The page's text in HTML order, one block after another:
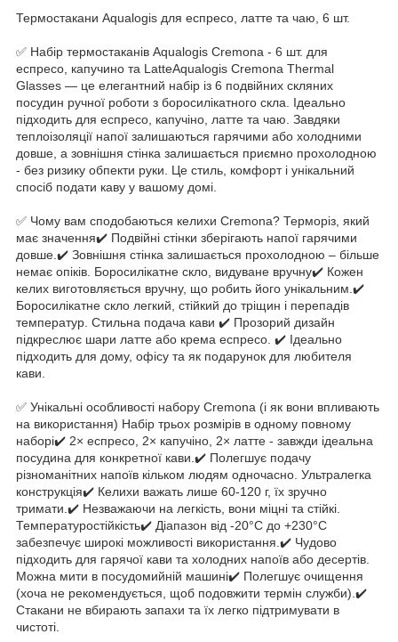
Термостакани Aqualogis для еспресо, латте та чаю, 6 шт.
✅ Набір термостаканів Aqualogis Cremona - 6 шт. для
еспресо, капучино та LatteAqualogis Cremona Thermal
Glasses — це елегантний набір із 6 подвійних скляних
посудин ручної роботи з боросилікатного скла. Ідеально
підходить для еспресо, капучіно, латте та чаю. Завдяки
теплоізоляції напої залишаються гарячими або холодними
довше, а зовнішня стінка залишається приємно прохолодною
- без ризику обпекти руки. Це стиль, комфорт і унікальний
спосіб подати каву у вашому домі.
✅ Чому вам сподобаються келихи Cremona? Терморіз, який
має значення✔️ Подвійні стінки зберігають напої гарячими
довше.✔️ Зовнішня стінка залишається прохолодною – більше
немає опіків. Боросилікатне скло, видуване вручну✔️ Кожен
келих виготовляється вручну, що робить його унікальним.✔️
Боросилікатне скло легкий, стійкий до тріщин і перепадів
температур. Стильна подача кави ✔️ Прозорий дизайн
підкреслює шари латте або крема еспресо. ✔️ Ідеально
підходить для дому, офісу та як подарунок для любителя
кави.
✅ Унікальні особливості набору Cremona (і як вони впливають
на використання) Набір трьох розмірів в одному повному
наборі✔️ 2× еспресо, 2× капучіно, 2× латте - завжди ідеальна
посудина для конкретної кави.✔️ Полегшує подачу
різноманітних напоїв кільком людям одночасно. Ультралегка
конструкція✔️ Келихи важать лише 60-120 г, їх зручно
тримати.✔️ Незважаючи на легкість, вони міцні та стійкі.
Температуростійкість✔️ Діапазон від -20°C до +230°C
забезпечує широкі можливості використання.✔️ Чудово
підходить для гарячої кави та холодних напоїв або десертів.
Можна мити в посудомийній машині✔️ Полегшує очищення
(хоча не рекомендується, щоб подовжити термін служби).✔️
Стакани не вбирають запахи та їх легко підтримувати в
чистоті.